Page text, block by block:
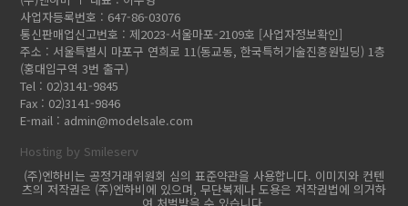
사업자등록번호 : 647-86-03076
통신판매업신고번호 : 제2023-서울마포-2109호 [사업자정보확인]
주소 : 서울특별시 마포구 연희로 11(동교동, 한국특허기술진흥원빌딩) 1층
(홍대입구역 3번 출구)
Tel : 02)3141-9845
Fax : 02)3141-9846
E-mail : admin@modelsale.com
Hosting by Smileserv
(주)엔하비는 공정거래위원회 심의 표준약관을 사용합니다. 이미지와 컨텐
츠의 저작권은 (주)엔하비에 있으며, 무단복제나 도용은 저작권법에 의거하